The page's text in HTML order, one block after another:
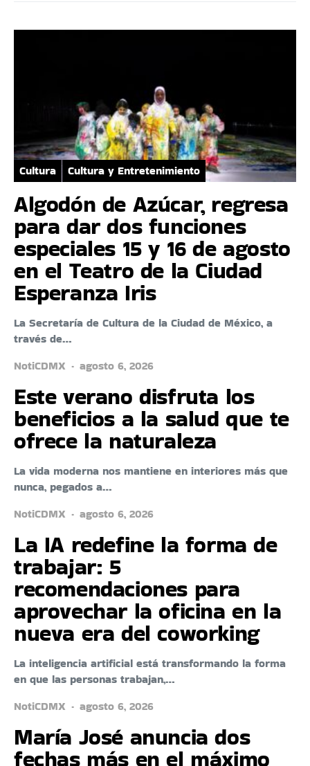
Cultura Cultura y Entretenimiento
Algodón de Azúcar, regresa
para dar dos funciones
especiales 15 y 16 de agosto
en el Teatro de la Ciudad
Esperanza Iris
La Secretaría de Cultura de la Ciudad de México, a
través de…
NotiCDMX
agosto 6, 2026
Este verano disfruta los
beneficios a la salud que te
ofrece la naturaleza
La vida moderna nos mantiene en interiores más que
nunca, pegados a…
NotiCDMX
agosto 6, 2026
La IA redefine la forma de
trabajar: 5
recomendaciones para
aprovechar la oficina en la
nueva era del coworking
La inteligencia artificial está transformando la forma
en que las personas trabajan,…
NotiCDMX
agosto 6, 2026
María José anuncia dos
fechas más en el máximo